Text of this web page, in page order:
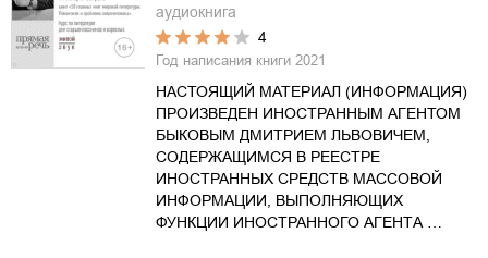
аудиокнига
4
Год написания книги 2021
НАСТОЯЩИЙ МАТЕРИАЛ (ИНФОРМАЦИЯ)
ПРОИЗВЕДЕН ИНОСТРАННЫМ АГЕНТОМ
БЫКОВЫМ ДМИТРИЕМ ЛЬВОВИЧЕМ,
СОДЕРЖАЩИМСЯ В РЕЕСТРЕ
ИНОСТРАННЫХ СРЕДСТВ МАССОВОЙ
ИНФОРМАЦИИ, ВЫПОЛНЯЮЩИХ
ФУНКЦИИ ИНОСТРАННОГО АГЕНТА …